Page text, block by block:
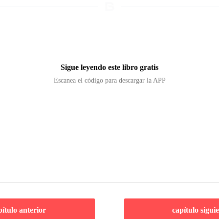
Sigue leyendo este libro gratis
Escanea el código para descargar la APP
anterior capítulo